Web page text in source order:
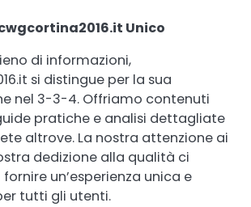
Unico
di informazioni,
si distingue per la sua
nel 3-3-4. Offriamo contenuti
pratiche e analisi dettagliate
altrove. La nostra attenzione ai
dedizione alla qualità ci
un’esperienza unica e
tutti gli utenti.